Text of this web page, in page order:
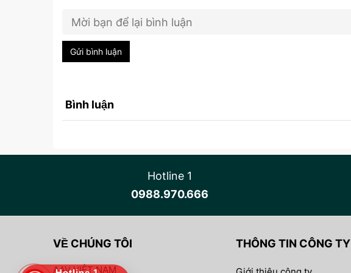
Gửi bình luận
Bình luận
Hotline 1
0988.970.666
VỀ CHÚNG TÔI
AAV VIỆT NAM
THÔNG TIN CÔNG TY